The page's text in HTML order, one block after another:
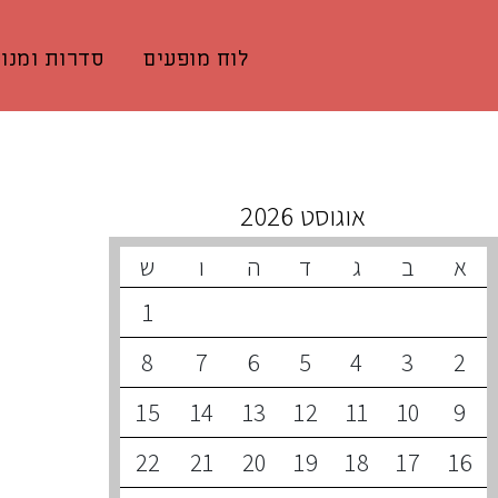
לוח מופעים סדרות
אוגוסט 2026
א ב ג ד ה ו
ש
1
2
3
4
5
6
7
8
9
10
11
12
13
14
15
16
17
18
19
20
21
22